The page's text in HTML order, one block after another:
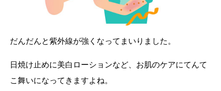
だんだんと紫外線が強くなってまいりました。
日焼け止めに美白ローションなど、お肌のケアにてんて
こ舞いになってきますよね。